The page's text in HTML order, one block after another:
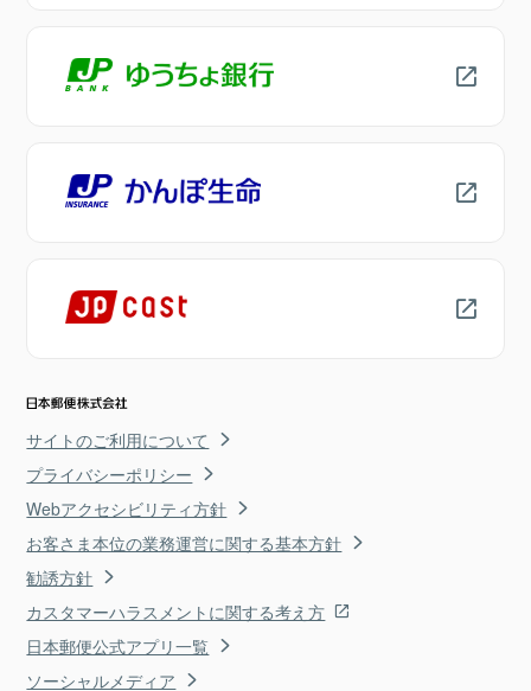
サイトのご利用について
プライバシーポリシー
Webアクセシビリティ方針
お客さま本位の業務運営に関する基本方針
勧誘方針
カスタマーハラスメントに関する考え方
日本郵便公式アプリ一覧
ソーシャルメディア